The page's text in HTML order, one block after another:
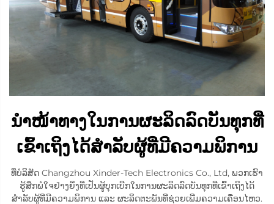
ນຳໜ້າທາງໃນການຜະລິດລົດບັນທຸກທີ່
ເຂົ້າເຖິງໄດ້ສຳລັບຜູ້ທີ່ມີຄວາມພິການ
ທີ່ບໍລິສັດ Changzhou Xinder-Tech Electronics Co., Ltd, ພວກເຮົາ
ຮູ້ສຶກພໍໃຈຢ່າງຍິ່ງທີ່ເປັນຜູ້ບຸກເບີກໃນການຜະລິດລົດບັນທຸກທີ່ເຂົ້າເຖິງໄດ້
ສຳລັບຜູ້ທີ່ມີຄວາມພິການ ແລະ ຜະລິດຕະພັນທີ່ຊ່ວຍເພີ່ມຄວາມເຄື່ອນໄຫວ.